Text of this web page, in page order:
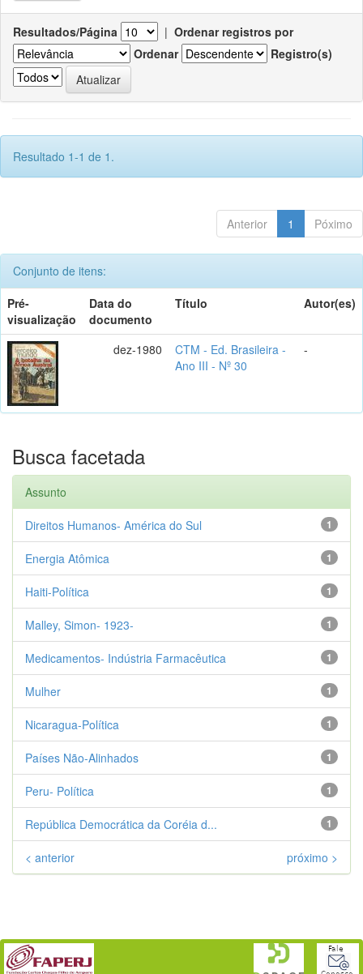
Resultados/Página | Ordenar registros por
Ordenar
Registro(s)
Resultado 1-1 de 1.
Anterior 1 Póximo
Conjunto de itens:
Pré-
visualização
Data do
documento
Título Autor(es)
dez-1980
CTM - Ed. Brasileira -
Ano III - Nº 30
-
Busca facetada
Assunto
1
Direitos Humanos- América do Sul
1
Energia Atômica
1
Haiti-Política
1
Malley, Simon- 1923-
1
Medicamentos- Indústria Farmacêutica
1
Mulher
1
Nicaragua-Política
1
Países Não-Alinhados
1
Peru- Política
1
República Democrática da Coréia d...
< anterior próximo >